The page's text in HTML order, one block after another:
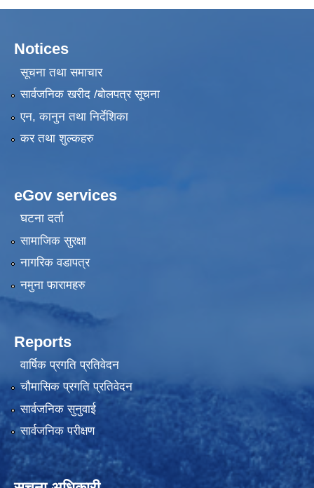
Notices
सूचना तथा समाचार
सार्वजनिक खरीद /बोलपत्र सूचना
एन, कानुन तथा निर्देशिका
कर तथा शुल्कहरु
eGov services
घटना दर्ता
सामाजिक सुरक्षा
नागरिक वडापत्र
नमुना फारामहरु
Reports
वार्षिक प्रगति प्रतिवेदन
चौमासिक प्रगति प्रतिवेदन
सार्वजनिक सुनुवाई
सार्वजनिक परीक्षण